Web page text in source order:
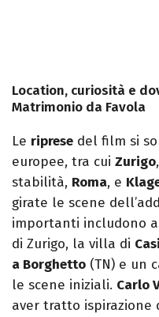
Location, curiosità e
Matrimonio da Favola
Le riprese del film si
europee, tra cui Zurigo
stabilità, Roma, e
girate le scene
importanti includono
di Zurigo, la villa di
a Borghetto (TN) e un
le scene iniziali. Carlo
aver tratto ispirazione